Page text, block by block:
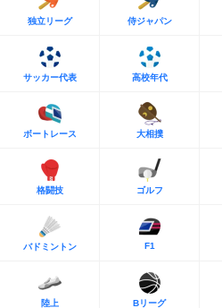
独立リーグ 侍ジャパン
サッカー代表 高校年代
ボートレース 大相撲
格闘技 ゴルフ
バドミントン F1
陸上 Bリーグ